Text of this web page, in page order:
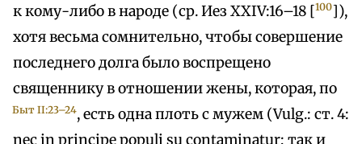
к кому-либо в народе (ср. Иез XXIV:16–18 [100]),
хотя весьма сомнительно, чтобы совершение
последнего долга было воспрещено
священнику в отношении жены, которая, по
Быт II:23–24, есть одна плоть с мужем (Vulg.: ст. 4:
nec in principe populi su contaminatur; так и